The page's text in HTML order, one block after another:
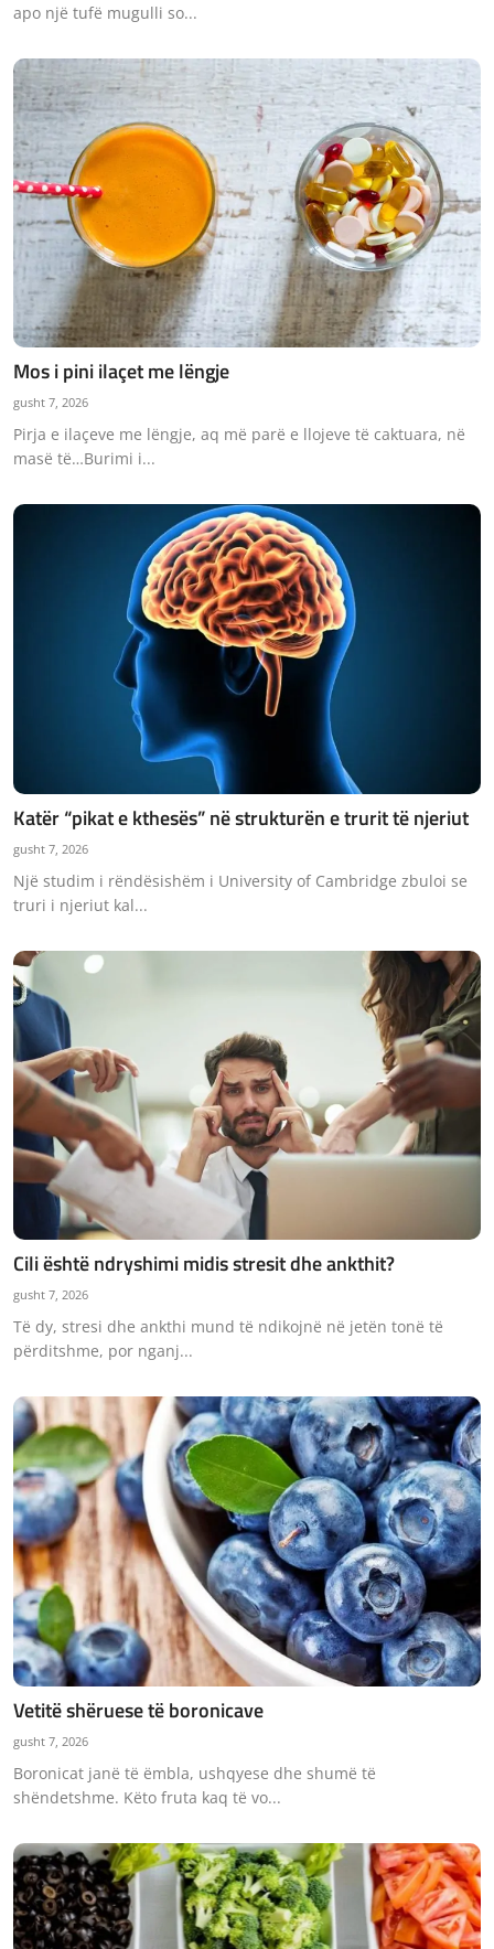
apo një tufë mugulli so...
Mos i pini ilaçet me lëngje
gusht 7, 2026
Pirja e ilaçeve me lëngje, aq më parë e llojeve të caktuara, në
masë të…Burimi i...
Katër “pikat e kthesës” në strukturën e trurit të njeriut
gusht 7, 2026
Një studim i rëndësishëm i University of Cambridge zbuloi se
truri i njeriut kal...
Cili është ndryshimi midis stresit dhe ankthit?
gusht 7, 2026
Të dy, stresi dhe ankthi mund të ndikojnë në jetën tonë të
përditshme, por nganj...
Vetitë shëruese të boronicave
gusht 7, 2026
Boronicat janë të ëmbla, ushqyese dhe shumë të
shëndetshme. Këto fruta kaq të vo...